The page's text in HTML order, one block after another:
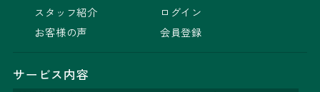
スタッフ紹介
お客様の声
ログイン
会員登録
サービス内容